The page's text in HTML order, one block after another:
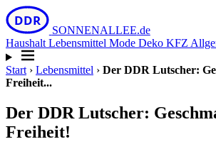
DDR
SONNENALLEE.de
Haushalt Lebensmittel Mode Deko KFZ
Start › Lebensmittel › Der DDR Lutscher:
Freiheit...
Der DDR Lutscher:
Freiheit!